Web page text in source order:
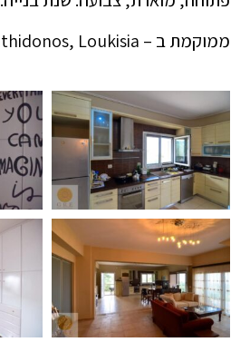
ממוקמת ב – Anthidonos, Loukisia .